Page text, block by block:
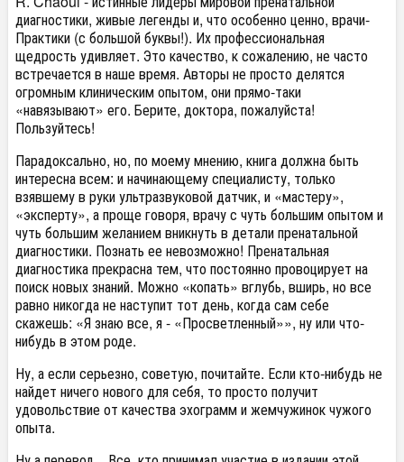
диагностики, живые легенды и, что особенно ценно, врачи-
Практики (с большой буквы!). Их профессиональная
щедрость удивляет. Это качество, к сожалению, не часто
встречается в наше время. Авторы не просто делятся
огромным клиническим опытом, они прямо-таки
«навязывают» его. Берите, доктора, пожалуйста!
Пользуйтесь!
Парадоксально, но, по моему мнению, книга должна быть
интересна всем: и начинающему специалисту, только
взявшему в руки ультразвуковой датчик, и «мастеру»,
«эксперту», а проще говоря, врачу с чуть большим опытом и
чуть большим желанием вникнуть в детали пренатальной
диагностики. Познать ее невозможно! Пренатальная
диагностика прекрасна тем, что постоянно провоцирует на
поиск новых знаний. Можно «копать» вглубь, вширь, но все
равно никогда не наступит тот день, когда сам себе
скажешь: «Я знаю все, я - «Просветленный»», ну или что-
нибудь в этом роде.
Ну, а если серьезно, советую, почитайте. Если кто-нибудь не
найдет ничего нового для себя, то просто получит
удовольствие от качества эхограмм и жемчужинок чужого
опыта.